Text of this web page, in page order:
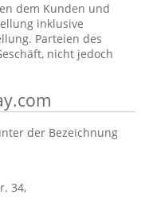
dem Kunden und
inklusive
Parteien des
nicht jedoch
der Bezeichnung
34,